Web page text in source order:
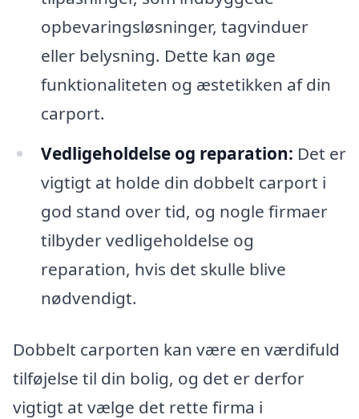
opbevaringsløsninger, tagvinduer
eller belysning. Dette kan øge
funktionaliteten og æstetikken af din
carport.
Vedligeholdelse og reparation: Det er
vigtigt at holde din dobbelt carport i
god stand over tid, og nogle firmaer
tilbyder vedligeholdelse og
reparation, hvis det skulle blive
nødvendigt.
Dobbelt carporten kan være en værdifuld
tilføjelse til din bolig, og det er derfor
vigtigt at vælge det rette firma i